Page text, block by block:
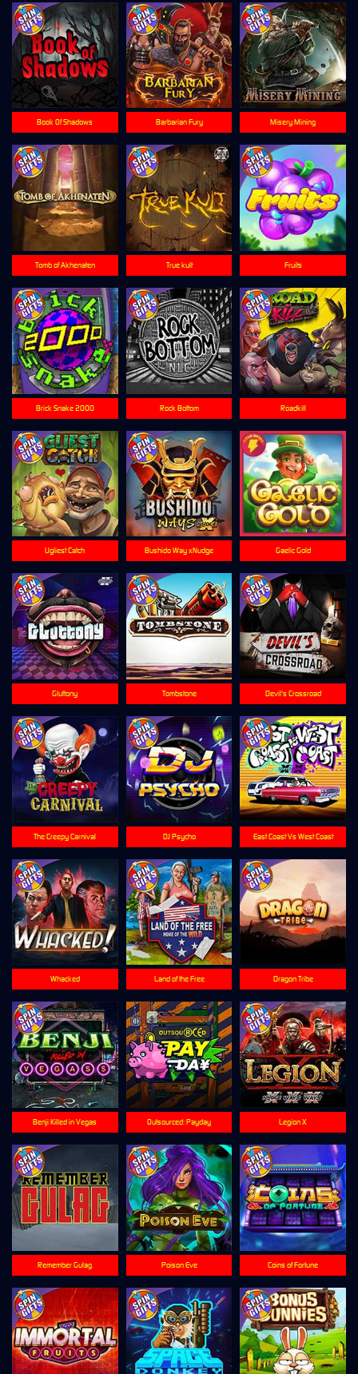
Outsourced: Payday
Roadkill
Book Of Shadows
Rock Bottom
Land of the Free
Brick Snake 2000
Benji Killed in Vegas
Barbarian Fury
Poison Eve
Devil's Crossroad
Tomb of Akhenaten
Dragon Tribe
Coins of Fortune
Gluttony
Legion X
Fruits
DJ Psycho
Tombstone
Gaelic Gold
East Coast Vs West Coast
The Creepy Carnival
Whacked
Misery Mining
Remember Gulag
True kult
Bushido Way xNudge
Ugliest Catch